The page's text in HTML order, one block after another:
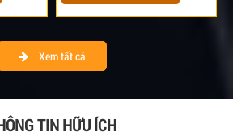
Xem tất cả
TIN HỮU ÍCH